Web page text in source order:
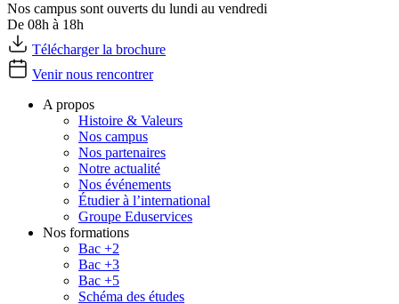
Nos campus sont ouverts du lundi au vendredi
De 08h à 18h
Télécharger la brochure
Venir nous rencontrer
A propos
Histoire & Valeurs
Nos campus
Nos partenaires
Notre actualité
Nos événements
Étudier à l’international
Groupe Eduservices
Nos formations
Bac +2
Bac +3
Bac +5
Schéma des études